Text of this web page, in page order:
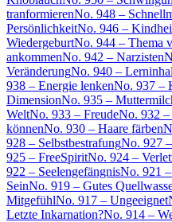
tranformierenNo. 948 –
PersönlichkeitNo. 946 –
WiedergeburtNo. 944 – Thema
ankommenNo. 942 – Narzisten
VeränderungNo. 940 –
938 – Energie lenkenNo. 937 –
DimensionNo. 935 –
WeltNo. 933 – FreudeNo. 932 –
könnenNo. 930 – Haare färben
928 – SelbstbestrafungNo. 927
925 – FreeSpiritNo. 924 –
922 – SeelengefängnisNo. 921
SeinNo. 919 – Gutes
MitgefühlNo. 917 – Ungeeignet
Letzte Inkarnation?No. 914 –